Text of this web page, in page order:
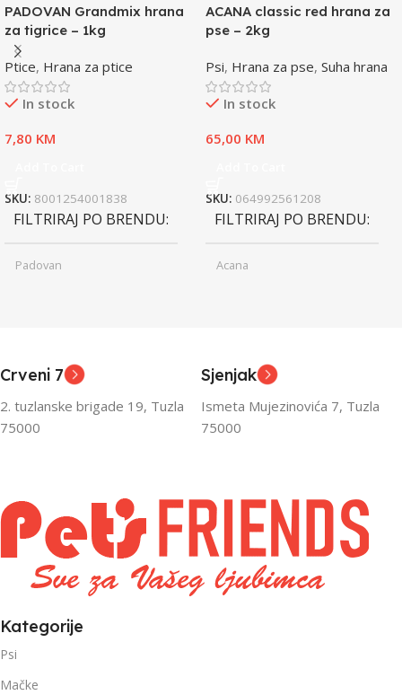
PADOVAN Grandmix hrana
za tigrice – 1kg
Ptice, Hrana za ptice
In stock
7,80 KM
SKU: 8001254001838
FILTRIRAJ PO BRENDU
Padovan
FILTRIRAJ PO TEŽINI
1kg – 3kg
ACANA classic red hrana za
pse – 2kg
Psi, Hrana za pse, Suha hrana
In stock
65,00 KM
SKU: 064992561208
FILTRIRAJ PO BRENDU
Acana
FILTRIRAJ PO TEŽINI
Crveni 7
2. tuzlanske brigade 19, Tuzla
75000
Sjenjak
Ismeta Mujezinovića 7, Tuzla
75000
Kategorije
Psi
Mačke